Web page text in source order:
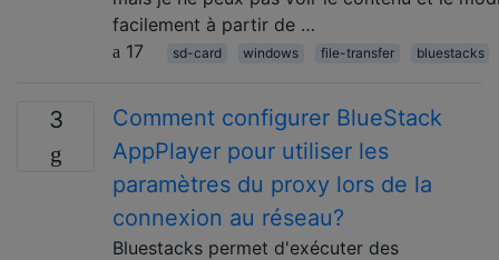
facilement à partir de …
17
sd-card windows file-transfer bluestacks
3
Comment configurer BlueStack
AppPlayer pour utiliser les
paramètres du proxy lors de la
connexion au réseau?
Bluestacks permet d'exécuter des